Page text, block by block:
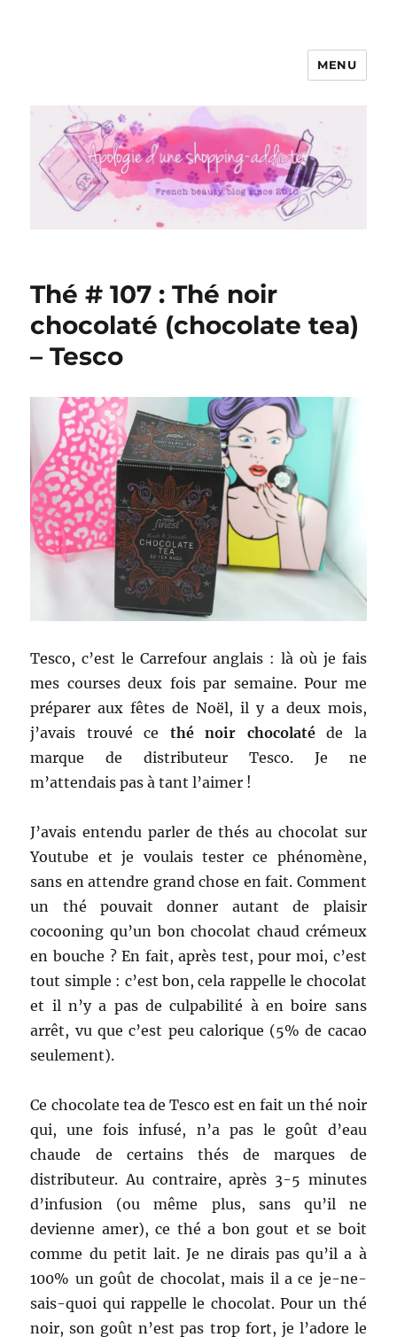
Apologie d'une Shopping-addicte
MENU
Thé # 107 : Thé noir
chocolaté (chocolate tea)
– Tesco
Tesco, c’est le Carrefour anglais : là où je fais
mes courses deux fois par semaine. Pour me
préparer aux fêtes de Noël, il y a deux mois,
j’avais trouvé ce thé noir chocolatéde la
marque de distributeur Tesco. Je ne
m’attendais pas à tant l’aimer !
J’avais entendu parler de thés au chocolat sur
Youtube et je voulais tester ce phénomène,
sans en attendre grand chose en fait. Comment
un thé pouvait donner autant de plaisir
cocooning qu’un bon chocolat chaud crémeux
en bouche ? En fait, après test, pour moi, c’est
tout simple : c’est bon, cela rappelle le chocolat
et il n’y a pas de culpabilité à en boire sans
arrêt, vu que c’est peu calorique (5% de cacao
seulement).
Ce chocolate tea de Tesco est en fait un thé noir
qui, une fois infusé, n’a pas le goût d’eau
chaude de certains thés de marques de
distributeur. Au contraire, après 3-5 minutes
d’infusion (ou même plus, sans qu’il ne
devienne amer), ce thé a bon gout et se boit
comme du petit lait. Je ne dirais pas qu’il a à
100% un goût de chocolat, mais il a ce je-ne-
sais-quoi qui rappelle le chocolat. Pour un thé
noir, son goût n’est pas trop fort, je l’adore le